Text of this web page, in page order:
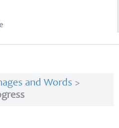
and Words >